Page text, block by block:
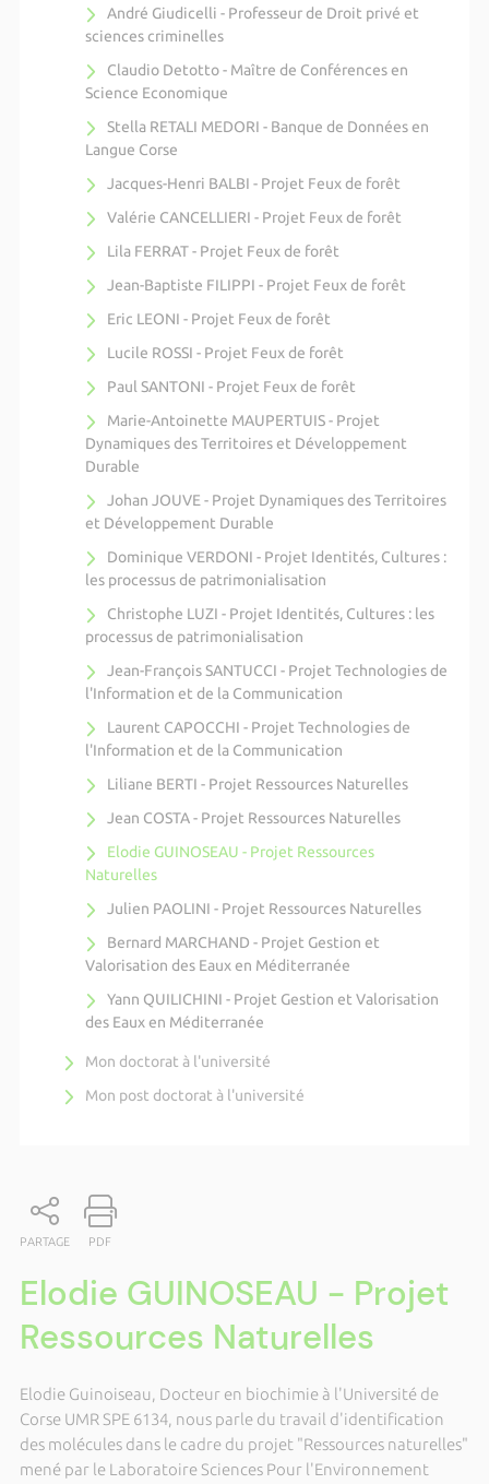
André Giudicelli - Professeur de Droit privé et
sciences criminelles
Claudio Detotto - Maître de Conférences en
Science Economique
Stella RETALI MEDORI - Banque de Données en
Langue Corse
Jacques-Henri BALBI - Projet Feux de forêt
Valérie CANCELLIERI - Projet Feux de forêt
Lila FERRAT - Projet Feux de forêt
Jean-Baptiste FILIPPI - Projet Feux de forêt
Eric LEONI - Projet Feux de forêt
Lucile ROSSI - Projet Feux de forêt
Paul SANTONI - Projet Feux de forêt
Marie-Antoinette MAUPERTUIS - Projet
Dynamiques des Territoires et Développement
Durable
Johan JOUVE - Projet Dynamiques des Territoires
et Développement Durable
Dominique VERDONI - Projet Identités, Cultures :
les processus de patrimonialisation
Christophe LUZI - Projet Identités, Cultures : les
processus de patrimonialisation
Jean-François SANTUCCI - Projet Technologies de
l'Information et de la Communication
Laurent CAPOCCHI - Projet Technologies de
l'Information et de la Communication
Liliane BERTI - Projet Ressources Naturelles
Jean COSTA - Projet Ressources Naturelles
Elodie GUINOSEAU - Projet Ressources
Naturelles
Julien PAOLINI - Projet Ressources Naturelles
Bernard MARCHAND - Projet Gestion et
Valorisation des Eaux en Méditerranée
Yann QUILICHINI - Projet Gestion et Valorisation
des Eaux en Méditerranée
Mon doctorat à l'université
Mon post doctorat à l'université
PARTAGE PDF
Elodie GUINOSEAU - Projet
Ressources Naturelles
Elodie Guinoiseau, Docteur en biochimie à l'Université de
Corse UMR SPE 6134, nous parle du travail d'identification
des molécules dans le cadre du projet "Ressources naturelles"
mené par le Laboratoire Sciences Pour l'Environnement